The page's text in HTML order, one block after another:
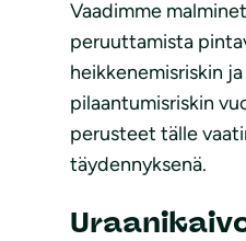
Vaadimme
peruuttamista
heikkenemisriskin
pilaantumisriskin
perusteet tälle
täydennyksenä.